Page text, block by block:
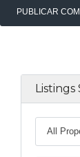
Listings